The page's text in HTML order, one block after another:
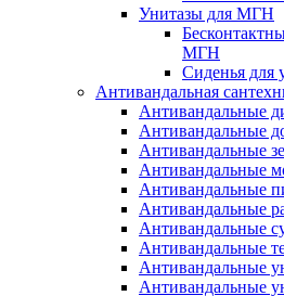
Унитазы для МГН
МГН
Сиденья для
Антивандальная
Антивандальные
Антивандальные
Антивандальные
Антивандальные
Антивандальные
Антивандальные
Антивандальные
Антивандальные
Антивандальные
Антивандальные